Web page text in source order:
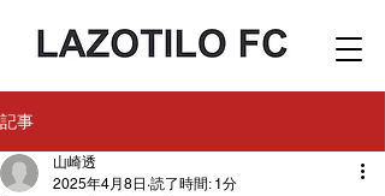
記事
山崎透
2025年4月8日 読了時間: 1分